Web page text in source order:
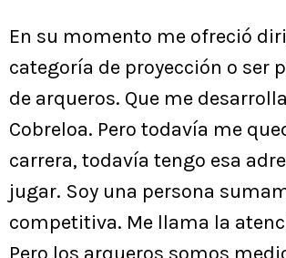
En su momento me ofreció
categoría de proyección o ser
de arqueros. Que me
Cobreloa. Pero todavía me
carrera, todavía tengo esa
jugar. Soy una persona
competitiva. Me llama la